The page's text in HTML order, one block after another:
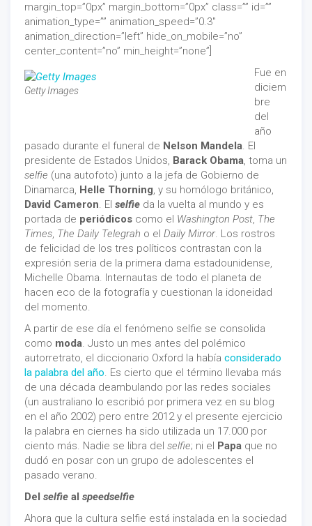
margin_top=”0px” margin_bottom=”0px” class=”” id=””
animation_type=”” animation_speed=”0.3″
animation_direction=”left” hide_on_mobile=”no”
center_content=”no” min_height=”none”]
Getty Images
Fue en
diciem
bre
del
año
pasado durante el funeral de Nelson Mandela. El
presidente de Estados Unidos, Barack Obama, toma un
selfie (una autofoto) junto a la jefa de Gobierno de
Dinamarca, Helle Thorning, y su homólogo británico,
David Cameron. El selfie da la vuelta al mundo y es
portada de periódicos como el Washington Post, The
Times, The Daily Telegrah o el Daily Mirror. Los rostros
de felicidad de los tres políticos contrastan con la
expresión seria de la primera dama estadounidense,
Michelle Obama. Internautas de todo el planeta de
hacen eco de la fotografía y cuestionan la idoneidad
del momento.
A partir de ese día el fenómeno selfie se consolida
como moda. Justo un mes antes del polémico
autorretrato, el diccionario Oxford la había considerado
la palabra del año. Es cierto que el término llevaba más
de una década deambulando por las redes sociales
(un australiano lo escribió por primera vez en su blog
en el año 2002) pero entre 2012 y el presente ejercicio
la palabra en ciernes ha sido utilizada un 17.000 por
ciento más. Nadie se libra del selfie; ni el Papa que no
dudó en posar con un grupo de adolescentes el
pasado verano.
Del selfie al speedselfie
Ahora que la cultura selfie está instalada en la sociedad